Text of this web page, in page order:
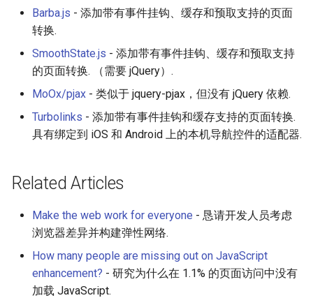
Barba.js - 添加带有事件挂钩、缓存和预取支持的页面
转换.
SmoothState.js - 添加带有事件挂钩、缓存和预取支持
的页面转换. （需要 jQuery）.
MoOx/pjax - 类似于 jquery-pjax，但没有 jQuery 依赖.
Turbolinks - 添加带有事件挂钩和缓存支持的页面转换.
具有绑定到 iOS 和 Android 上的本机导航控件的适配器.
Related Articles
Make the web work for everyone - 恳请开发人员考虑
浏览器差异并构建弹性网络.
How many people are missing out on JavaScript
enhancement? - 研究为什么在 1.1% 的页面访问中没有
加载 JavaScript.